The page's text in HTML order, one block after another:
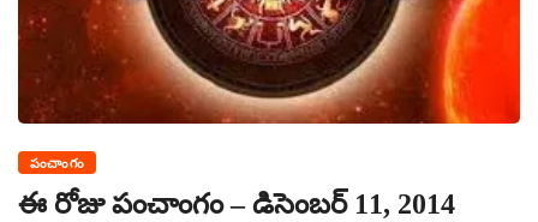
పంచాంగం
ఈ రోజు పంచాంగం – డిసెంబర్ 11, 2014